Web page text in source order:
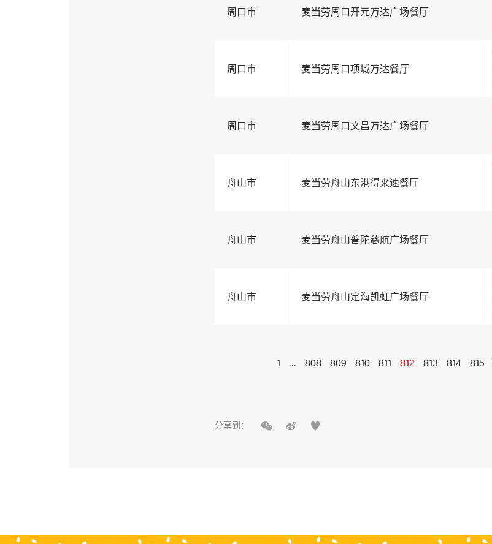
周口市 麦当劳周口开元万达广场餐厅
周口市 麦当劳周口项城万达餐厅
周口市 麦当劳周口文昌万达广场餐厅
舟山市 麦当劳舟山东港得来速餐厅
舟山市 麦当劳舟山普陀慈航广场餐厅
舟山市 麦当劳舟山定海凯虹广场餐厅
1 ... 808 809 810 811 812 813 814 815
分享到：   